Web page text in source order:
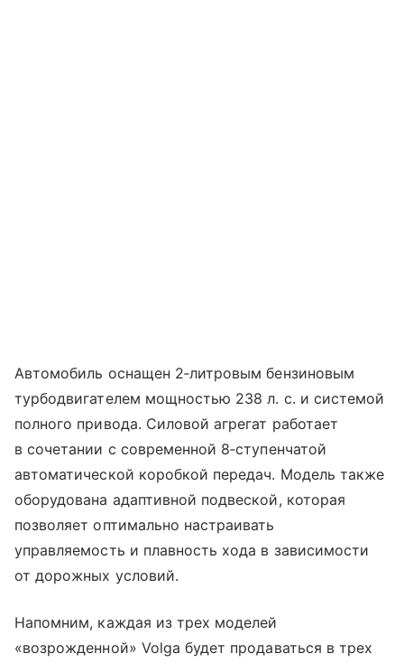
Автомобиль оснащен 2‑литровым бензиновым
турбодвигателем мощностью 238 л. с. и системой
полного привода. Силовой агрегат работает
в сочетании с современной 8‑ступенчатой
автоматической коробкой передач. Модель также
оборудована адаптивной подвеской, которая
позволяет оптимально настраивать
управляемость и плавность хода в зависимости
от дорожных условий.
Напомним, каждая из трех моделей
«возрожденной» Volga будет продаваться в трех